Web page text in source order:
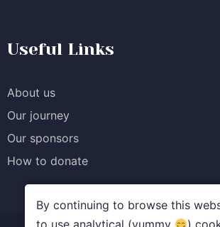
Useful Links
About us
Our journey
Our sponsors
How to donate
By continuing to browse this